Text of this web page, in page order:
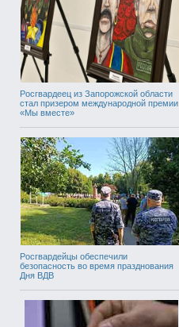
Росгвардеец из Запорожской области
стал призером международной премии
«Мы вместе»
Росгвардейцы обеспечили
безопасность во время празднования
Дня ВДВ